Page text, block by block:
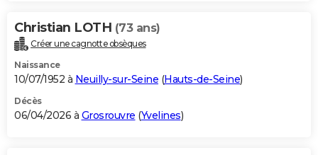
Christian LOTH (73 ans)
Créer une cagnotte obsèques
Naissance
10/07/1952 à Neuilly-sur-Seine (Hauts-de-Seine)
Décès
06/04/2026 à Grosrouvre (Yvelines)